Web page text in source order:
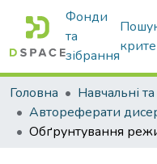
Фонди
та
зібрання
Головна